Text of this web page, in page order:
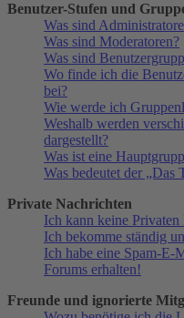
Benutzer-Stufen und
Was sind
Was sind Moderatoren?
Was sind
Wo finde ich die
bei?
Wie werde ich
Weshalb werden
dargestellt?
Was ist eine
Was bedeutet der „Das
Private Nachrichten
Ich kann keine
Ich bekomme ständig
Ich habe eine Spam-E-
Forums erhalten!
Freunde und ignorierte